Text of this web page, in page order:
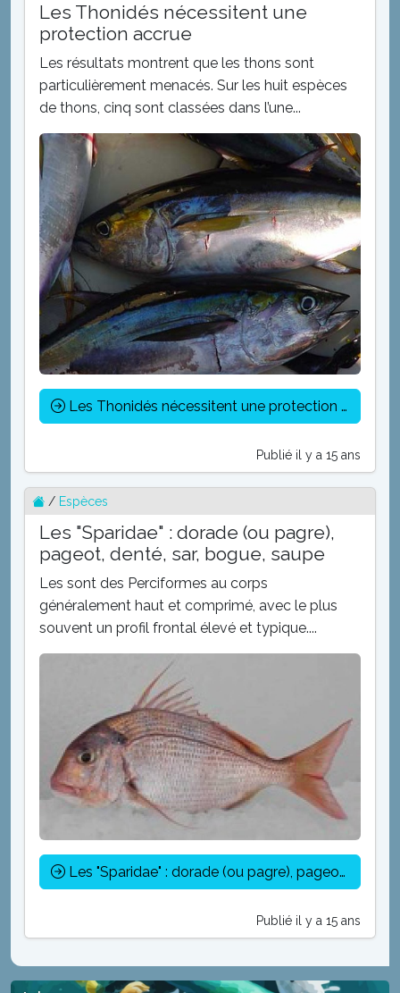
Les Thonidés nécessitent une
protection accrue
Les résultats montrent que les thons sont
particulièrement menacés. Sur les huit espèces
de thons, cinq sont classées dans l’une...
Les Thonidés nécessitent une protection accrue
Publié il y a 15 ans
/ Espèces
Les "Sparidae" : dorade (ou pagre),
pageot, denté, sar, bogue, saupe
Les sont des Perciformes au corps
généralement haut et comprimé, avec le plus
souvent un profil frontal élevé et typique....
Les "Sparidae" : dorade (ou pagre), pageot, denté, sar, bogue, saupe
Publié il y a 15 ans